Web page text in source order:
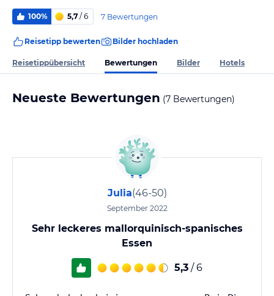
100% 5,7 / 6 7 Bewertungen
Reisetipp bewerten Bilder hochladen
Reisetippübersicht Bewertungen Bilder Hotels
Neueste Bewertungen (7 Bewertungen)
Julia(46-50)
September 2022
Sehr leckeres mallorquinisch-spanisches
Essen
5,3 / 6